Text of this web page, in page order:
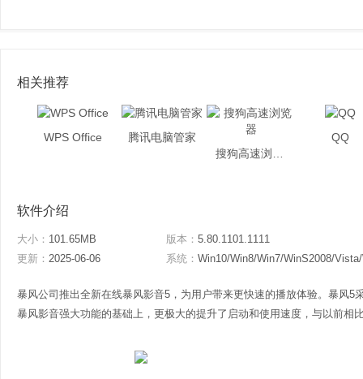
相关推荐
WPS Office
腾讯电脑管家
QQ
软件介绍
大小： 101.65MB 版本： 5.80.1101.1111
更新： 2025-06-06 系统： Win10/Win8/Win7/WinS2008/
暴风公司推出全新在线暴风影音5，为用户带来更快速的播放体验。暴风5
暴风影音强大功能的基础上，更极大的提升了启动和使用速度，与以前相